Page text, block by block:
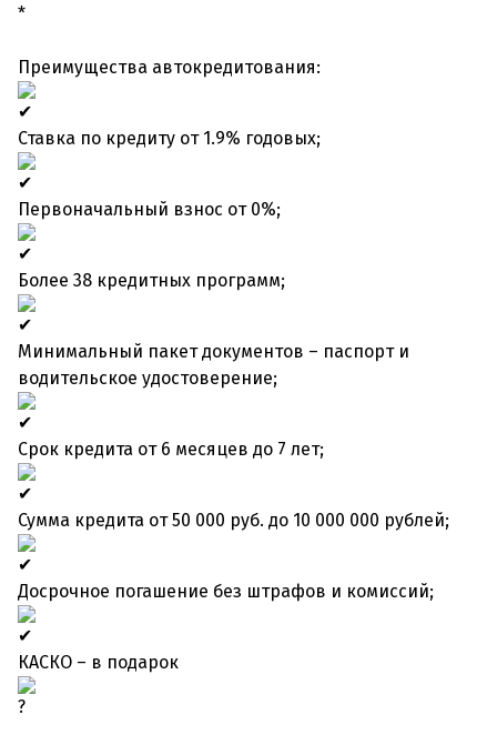
*
Преимущества автокредитования:
Ставка по кредиту от 1.9% годовых;
Первоначальный взнос от 0%;
Более 38 кредитных программ;
Минимальный пакет документов – паспорт и
водительское удостоверение;
Срок кредита от 6 месяцев до 7 лет;
Сумма кредита от 50 000 руб. до 10 000 000 рублей;
Досрочное погашение без штрафов и комиссий;
КАСКО – в подарок